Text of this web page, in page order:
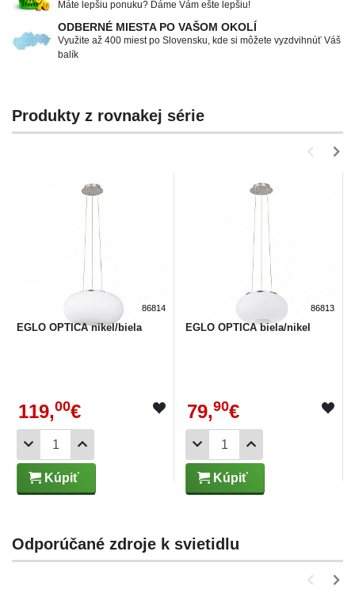
Máte lepšiu ponuku? Dáme Vám ešte lepšiu!
ODBERNÉ MIESTA PO VAŠOM OKOLÍ
Využite až 400 miest po Slovensku, kde si môžete vyzdvihnúť Váš
balík
Produkty z rovnakej série
86814
EGLO OPTICA nikel/biela
119,00€
Kúpiť
86813
EGLO OPTICA biela/nikel
79,90€
Kúpiť
Odporúčané zdroje k svietidlu